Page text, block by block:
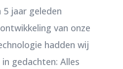
jaar geleden
van onze
hadden wij
gedachten: Alles